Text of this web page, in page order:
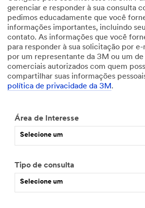
gerenciar e responder à sua consulta
pedimos educadamente que você
informações importantes, incluindo
contato. As informações que você
para responder à sua solicitação por
por um representante da 3M ou um de
comerciais autorizados com quem
compartilhar suas informações
política de privacidade da 3M.
Área de Interesse
Selecione um
Tipo de consulta
Selecione um